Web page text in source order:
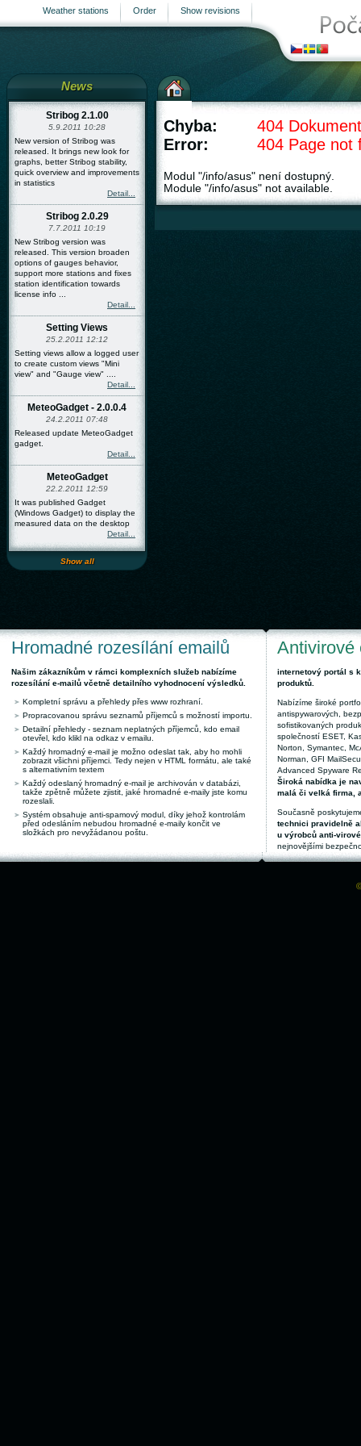
Show revisions
Order
Weather stations
News
Stribog 2.1.00
5.9.2011 10:28
New version of Stribog was
released. It brings new look for
graphs, better Stribog stability,
quick overview and improvements
in statistics
Detail...
Stribog 2.0.29
7.7.2011 10:19
New Stribog version was
released. This version broaden
options of gauges behavior,
support more stations and fixes
station identification towards
license info ...
Detail...
Setting Views
25.2.2011 12:12
Setting views allow a logged user
to create custom views "Mini
view" and "Gauge view" ....
Detail...
MeteoGadget - 2.0.0.4
24.2.2011 07:48
Released update MeteoGadget
gadget.
Detail...
MeteoGadget
22.2.2011 12:59
It was published Gadget
(Windows Gadget) to display the
measured data on the desktop
Detail...
Show all
Chyba:
404
Error:
404 Page not
Modul "/info/asus" není dostupný.
Module "/info/asus" not available.
Hromadné rozesílání emailů
Našim zákazníkům v rámci komplexních služeb nabízíme
rozesílání e-mailů včetně detailního vyhodnocení výsledků.
Kompletní správu a přehledy přes www rozhraní.
Propracovanou správu seznamů příjemců s možností importu.
Detailní přehledy - seznam neplatných příjemců, kdo email
otevřel, kdo klikl na odkaz v emailu.
Každý hromadný e-mail je možno odeslat tak, aby ho mohli
zobrazit všichni příjemci. Tedy nejen v HTML formátu, ale také
s alternativním textem
Každý odeslaný hromadný e-mail je archivován v databázi,
takže zpětně můžete zjistit, jaké hromadné e-maily jste komu
rozeslali.
Systém obsahuje anti-spamový modul, díky jehož kontrolám
před odesláním nebudou hromadné e-maily končit ve
složkách pro nevyžádanou poštu.
Antivirové
internetový portál s
produktů.
Nabízíme široké
antispywarových,
sofistikovaných
společností ESET,
Norton, Symantec,
Norman, GFI
Advanced Spyware
Široká nabídka je
malá či velká firma,
Současně
technici pravidelně
u výrobců anti-
nejnovějšími